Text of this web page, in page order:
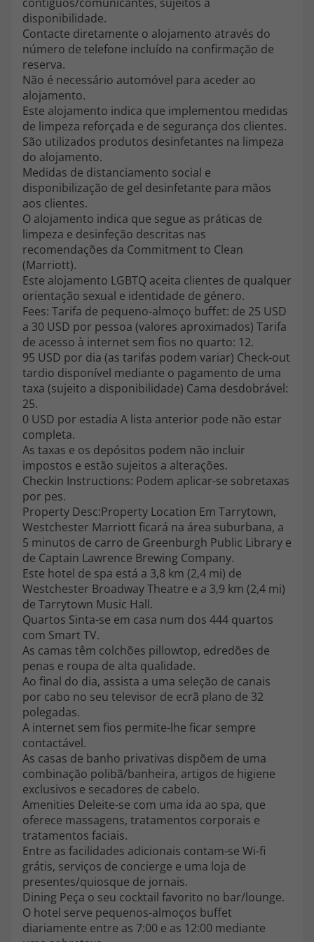
topatlantico@topatlantico.com
disponibilidade.
Contacte diretamente o alojamento através do
número de telefone incluído na confirmação de
reserva.
Não é necessário automóvel para aceder ao
alojamento.
Este alojamento indica que implementou medidas
de limpeza reforçada e de segurança dos clientes.
São utilizados produtos desinfetantes na limpeza
do alojamento.
Medidas de distanciamento social e
disponibilização de gel desinfetante para mãos
aos clientes.
O alojamento indica que segue as práticas de
limpeza e desinfeção descritas nas
recomendações da Commitment to Clean
(Marriott).
Este alojamento LGBTQ aceita clientes de qualquer
orientação sexual e identidade de género.
Fees: Tarifa de pequeno-almoço buffet: de 25 USD
a 30 USD por pessoa (valores aproximados) Tarifa
de acesso à internet sem fios no quarto: 12.
95 USD por dia (as tarifas podem variar) Check-out
tardio disponível mediante o pagamento de uma
taxa (sujeito a disponibilidade) Cama desdobrável:
25.
0 USD por estadia A lista anterior pode não estar
completa.
As taxas e os depósitos podem não incluir
impostos e estão sujeitos a alterações.
Checkin Instructions: Podem aplicar-se sobretaxas
por pes.
Property Desc:Property Location Em Tarrytown,
Westchester Marriott ficará na área suburbana, a
5 minutos de carro de Greenburgh Public Library e
de Captain Lawrence Brewing Company.
Este hotel de spa está a 3,8 km (2,4 mi) de
Westchester Broadway Theatre e a 3,9 km (2,4 mi)
de Tarrytown Music Hall.
Quartos Sinta-se em casa num dos 444 quartos
com Smart TV.
As camas têm colchões pillowtop, edredões de
penas e roupa de alta qualidade.
Ao final do dia, assista a uma seleção de canais
por cabo no seu televisor de ecrã plano de 32
polegadas.
A internet sem fios permite-lhe ficar sempre
contactável.
As casas de banho privativas dispõem de uma
combinação polibã/banheira, artigos de higiene
exclusivos e secadores de cabelo.
Amenities Deleite-se com uma ida ao spa, que
oferece massagens, tratamentos corporais e
tratamentos faciais.
Entre as facilidades adicionais contam-se Wi-fi
grátis, serviços de concierge e uma loja de
presentes/quiosque de jornais.
Dining Peça o seu cocktail favorito no bar/lounge.
O hotel serve pequenos-almoços buffet
diariamente entre as 7:00 e as 12:00 mediante